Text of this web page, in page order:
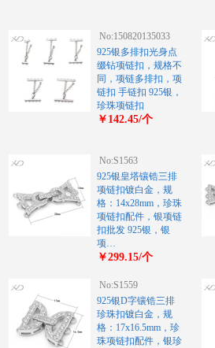
No:150820135033
925银多排扣光身点
缀钻项链扣，规格不
同，项链多排扣，项
链扣 手链扣 925银，
珍珠项链扣
￥142.45/个
No:S1563
925银皇塔镶锆三排
项链扣镀白金，规
格：14x28mm，珍珠
项链扣配件，银项链
扣批发 925银，银
项…
￥299.15/个
No:S1559
925银D字镶锆三排
珍珠扣镀白金，规
格：17x16.5mm，珍
珠项链扣配件，银珍